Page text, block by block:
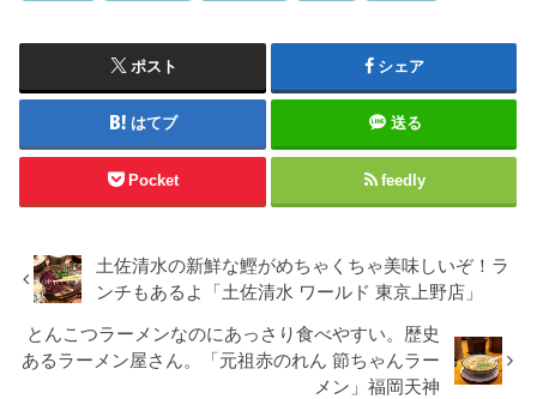
ポスト シェア
はてブ 送る
Pocket feedly
土佐清水の新鮮な鰹がめちゃくちゃ美味しいぞ！ラ
ンチもあるよ「土佐清水 ワールド 東京上野店」
とんこつラーメンなのにあっさり食べやすい。歴史
あるラーメン屋さん。「元祖赤のれん 節ちゃんラー
メン」福岡天神